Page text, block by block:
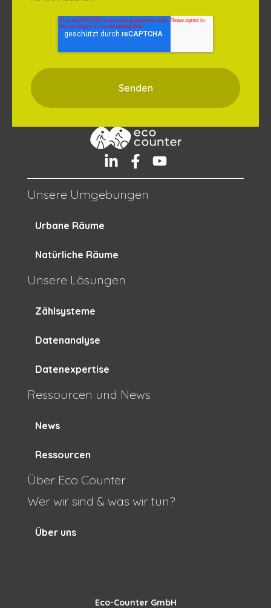
Unsere Umgebungen
Urbane Räume
Natürliche Räume
Unsere Lösungen
Zählsysteme
Datenanalyse
Datenexpertise
Ressourcen und News
News
Ressourcen
Über Eco Counter
Wer wir sind & was wir tun?
Über uns
Eco-Counter GmbH